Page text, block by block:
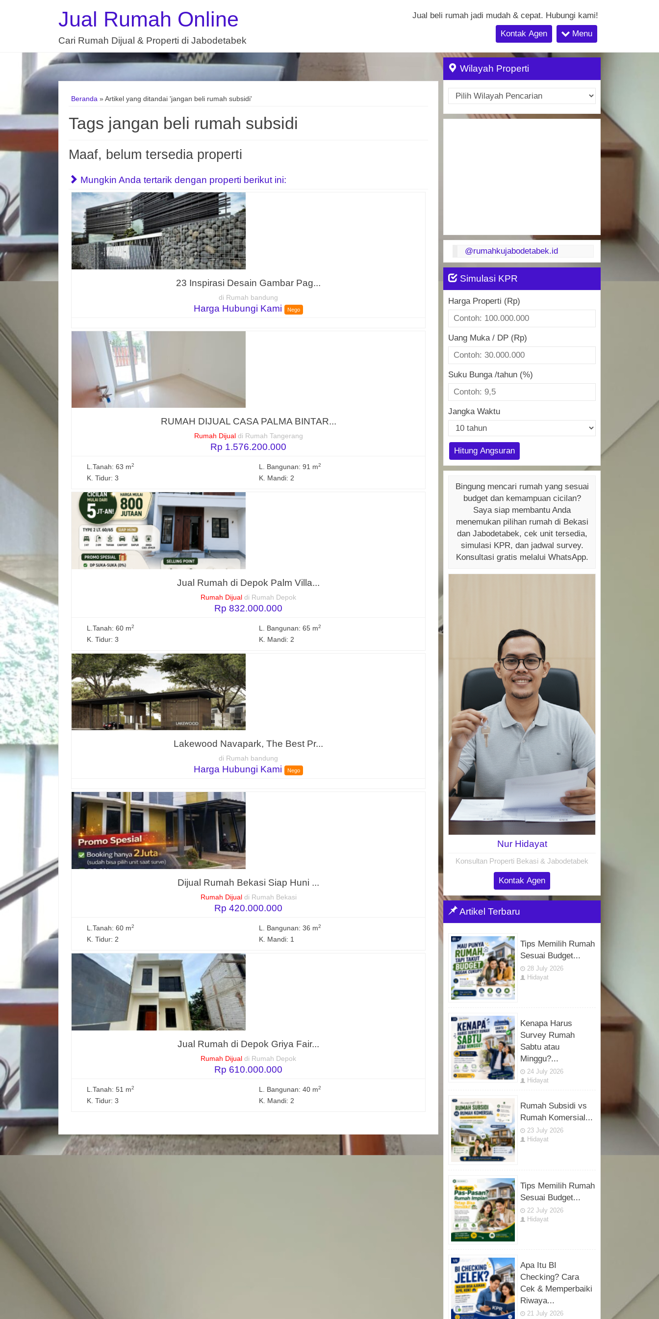
Jual Rumah Online
Cari Rumah Dijual & Properti di Jabodetabek
Jual beli rumah jadi mudah & cepat. Hubungi kami!
Kontak Agen
Menu
Beranda »Artikel yang ditandai 'jangan beli rumah subsidi'
Tags jangan beli rumah subsidi
Maaf, belum tersedia properti
Mungkin Anda tertarik dengan properti berikut ini:
23 Inspirasi Desain Gambar Pag...
di Rumah bandung
Harga Hubungi Kami Nego
RUMAH DIJUAL CASA PALMA BINTAR...
Rumah Dijual di Rumah Tangerang
Rp 1.576.200.000
L.Tanah: 63 m2 L. Bangunan: 91 m2
K. Tidur: 3 K. Mandi: 2
Jual Rumah di Depok Palm Villa...
Rumah Dijual di Rumah Depok
Rp 832.000.000
L.Tanah: 60 m2 L. Bangunan: 65 m2
K. Tidur: 3 K. Mandi: 2
Lakewood Navapark, The Best Pr...
di Rumah bandung
Harga Hubungi Kami Nego
Dijual Rumah Bekasi Siap Huni ...
Rumah Dijual di Rumah Bekasi
Rp 420.000.000
L.Tanah: 60 m2 L. Bangunan: 36 m2
K. Tidur: 2 K. Mandi: 1
Jual Rumah di Depok Griya Fair...
Rumah Dijual di Rumah Depok
Rp 610.000.000
L.Tanah: 51 m2 L. Bangunan: 40 m2
K. Tidur: 3 K. Mandi: 2
Wilayah Properti
@rumahkujabodetabek.id
Simulasi KPR
Harga Properti (Rp)
Uang Muka / DP (Rp)
Suku Bunga /tahun (%)
Jangka Waktu
Hitung Angsuran
Bingung mencari rumah yang sesuai
budget dan kemampuan cicilan?
Saya siap membantu Anda
menemukan pilihan rumah di Bekasi
dan Jabodetabek, cek unit tersedia,
simulasi KPR, dan jadwal survey.
Konsultasi gratis melalui WhatsApp.
Nur Hidayat
Konsultan Properti Bekasi & Jabodetabek
Kontak Agen
Artikel Terbaru
Tips Memilih Rumah
Sesuai Budget...
28 July 2026
Hidayat
Kenapa Harus
Survey Rumah
Sabtu atau
Minggu?...
24 July 2026
Hidayat
Rumah Subsidi vs
Rumah Komersial...
23 July 2026
Hidayat
Tips Memilih Rumah
Sesuai Budget...
22 July 2026
Hidayat
Apa Itu BI
Checking? Cara
Cek & Memperbaiki
Riwaya...
21 July 2026